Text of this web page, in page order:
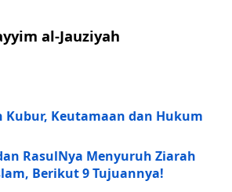
al-Jauziyah
Kubur, Keutamaan dan Hukum
RasulNya Menyuruh Ziarah
Berikut 9 Tujuannya!